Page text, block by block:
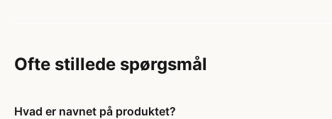
Ofte stillede spørgsmål
Hvad er navnet på produktet?